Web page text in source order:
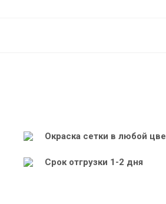
Окраска сетки в любой
Срок отгрузки 1-2 дня